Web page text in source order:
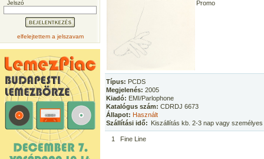
Jelszó
elfelejtettem a jelszavam
Promo
Típus: PCDS
Megjelenés: 2005
Kiadó: EMI/Parlophone
Katalógus szám: CDRDJ 6673
Állapot: Használt
Szállítási idő: Kiszállítás kb. 2-3 nap vagy
1 Fine Line